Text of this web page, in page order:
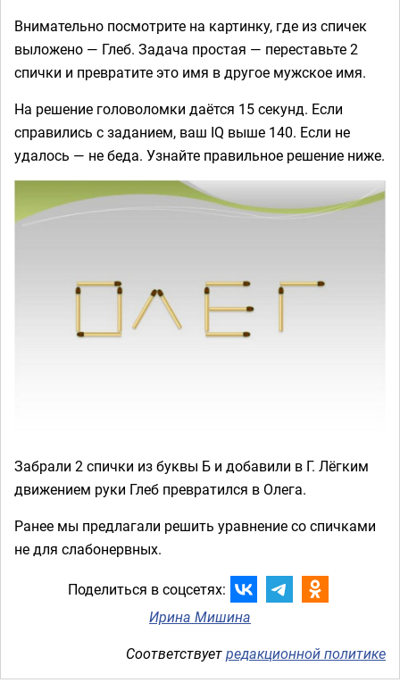
Внимательно посмотрите на картинку, где из спичек
выложено — Глеб. Задача простая — переставьте 2
спички и превратите это имя в другое мужское имя.
На решение головоломки даётся 15 секунд. Если
справились с заданием, ваш IQ выше 140. Если не
удалось — не беда. Узнайте правильное решение ниже.
Забрали 2 спички из буквы Б и добавили в Г. Лёгким
движением руки Глеб превратился в Олега.
Ранее мы предлагали решить уравнение со спичками
не для слабонервных.
Поделиться в соцсетях:
Ирина Мишина
Соответствуетредакционной политике